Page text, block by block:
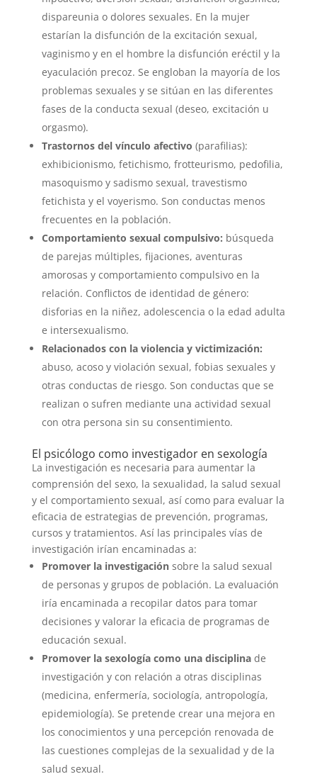
dispareunia o dolores sexuales. En la mujer
estarían la disfunción de la excitación sexual,
vaginismo y en el hombre la disfunción eréctil y la
eyaculación precoz. Se engloban la mayoría de los
problemas sexuales y se sitúan en las diferentes
fases de la conducta sexual (deseo, excitación u
orgasmo).
Trastornos del vínculo afectivo (parafilias):
exhibicionismo, fetichismo, frotteurismo, pedofilia,
masoquismo y sadismo sexual, travestismo
fetichista y el voyerismo. Son conductas menos
frecuentes en la población.
Comportamiento sexual compulsivo: búsqueda
de parejas múltiples, fijaciones, aventuras
amorosas y comportamiento compulsivo en la
relación. Conflictos de identidad de género:
disforias en la niñez, adolescencia o la edad adulta
e intersexualismo.
Relacionados con la violencia y victimización:
abuso, acoso y violación sexual, fobias sexuales y
otras conductas de riesgo. Son conductas que se
realizan o sufren mediante una actividad sexual
con otra persona sin su consentimiento.
El psicólogo como investigador en sexología
La investigación es necesaria para aumentar la
comprensión del sexo, la sexualidad, la salud sexual
y el comportamiento sexual, así como para evaluar la
eficacia de estrategias de prevención, programas,
cursos y tratamientos. Así las principales vías de
investigación irían encaminadas a:
Promover la investigaciónsobre la salud sexual
de personas y grupos de población. La evaluación
iría encaminada a recopilar datos para tomar
decisiones y valorar la eficacia de programas de
educación sexual.
Promover la sexología como una disciplinade
investigación y con relación a otras disciplinas
(medicina, enfermería, sociología, antropología,
epidemiología). Se pretende crear una mejora en
los conocimientos y una percepción renovada de
las cuestiones complejas de la sexualidad y de la
salud sexual.